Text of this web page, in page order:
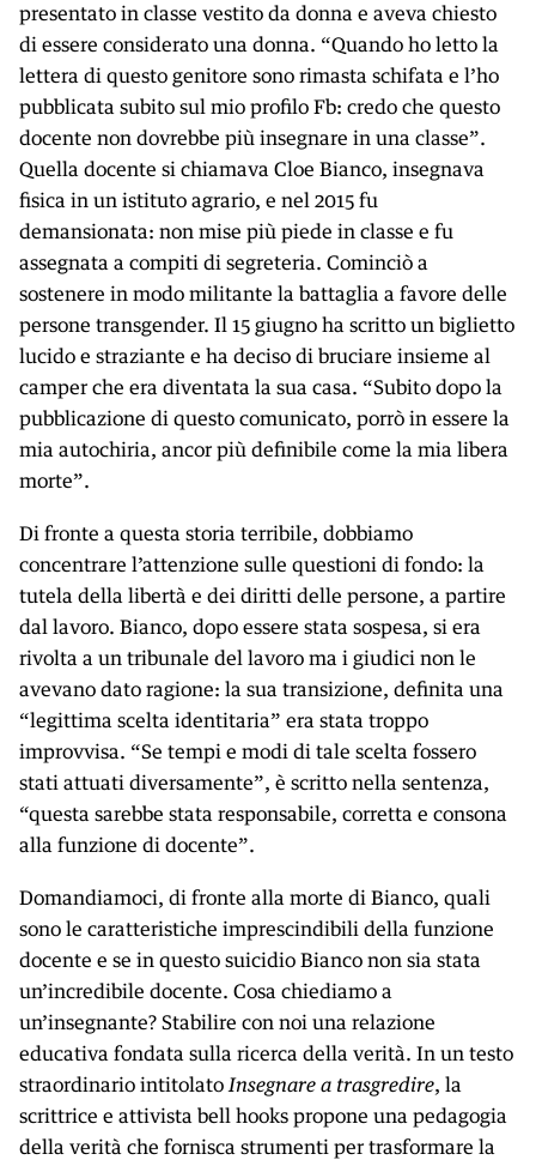
L’ESSENZIALE
presentato in classe vestito da donna e aveva chiesto
di essere considerato una donna. “Quando ho letto la
lettera di questo genitore sono rimasta schifata e l’ho
pubblicata subito sul mio profilo Fb: credo che questo
docente non dovrebbe più insegnare in una classe”.
Quella docente si chiamava Cloe Bianco, insegnava
fisica in un istituto agrario, e nel 2015 fu
demansionata: non mise più piede in classe e fu
assegnata a compiti di segreteria. Cominciò a
sostenere in modo militante la battaglia a favore delle
persone transgender. Il 15 giugno ha scritto un biglietto
lucido e straziante e ha deciso di bruciare insieme al
camper che era diventata la sua casa. “Subito dopo la
pubblicazione di questo comunicato, porrò in essere la
mia autochiria, ancor più definibile come la mia libera
morte”.
Di fronte a questa storia terribile, dobbiamo
concentrare l’attenzione sulle questioni di fondo: la
tutela della libertà e dei diritti delle persone, a partire
dal lavoro. Bianco, dopo essere stata sospesa, si era
rivolta a un tribunale del lavoro ma i giudici non le
avevano dato ragione: la sua transizione, definita una
“legittima scelta identitaria” era stata troppo
improvvisa. “Se tempi e modi di tale scelta fossero
stati attuati diversamente”, è scritto nella sentenza,
“questa sarebbe stata responsabile, corretta e consona
alla funzione di docente”.
Domandiamoci, di fronte alla morte di Bianco, quali
sono le caratteristiche imprescindibili della funzione
docente e se in questo suicidio Bianco non sia stata
un’incredibile docente. Cosa chiediamo a
un’insegnante? Stabilire con noi una relazione
educativa fondata sulla ricerca della verità. In un testo
straordinario intitolatoInsegnare a trasgredire, la
scrittrice e attivista bell hooks propone una pedagogia
della verità che fornisca strumenti per trasformare la